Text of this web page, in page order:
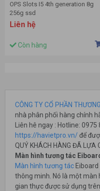
OPS Slots I5 4th generation 8g
256g ssd
Liên hệ
Còn hàng
CÔNG TY CỔ PHẦN
nhà phân phối hàng chính
Liên hê ngay : Hotline:
https://havietpro.vn/ để
QUÝ KHÁCH HÀNG ĐÃ LỰA
Màn hình tương tác
Màn hình tương tác
thông minh. Nó là một màn
gian thực được sử dụng